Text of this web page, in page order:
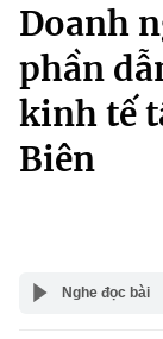
Chính trị
Xã hội
Pháp luật
Thế giới
Thể thao
Truyền
Văn hóa
Y tế
Đời sống
Công nghệ
Doanh
phần
kinh tế
Biên
Nghe đọc bài